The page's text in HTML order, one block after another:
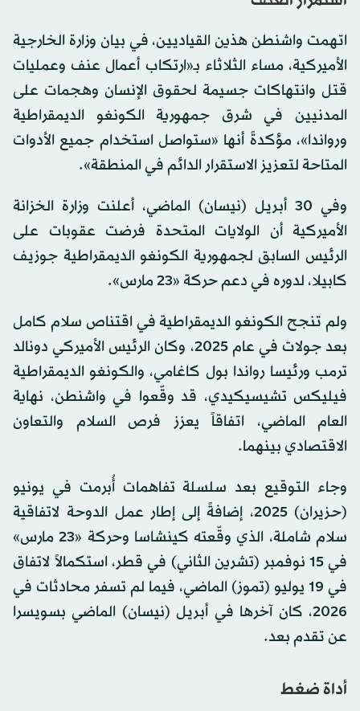
اتهمت واشنطن هذين القياديين، في بيان وزارة الخارجية
الأميركية، مساء الثلاثاء بـ«ارتكاب أعمال عنف وعمليات
قتل وانتهاكات جسيمة لحقوق الإنسان وهجمات على
المدنيين في شرق جمهورية الكونغو الديمقراطية
ورواندا»، مؤكدةً أنها «ستواصل استخدام جميع الأدوات
المتاحة لتعزيز الاستقرار الدائم في المنطقة».
وفي 30 أبريل (نيسان) الماضي، أعلنت وزارة الخزانة
الأميركية أن الولايات المتحدة ‌فرضت ‌عقوبات على
الرئيس ‌السابق لجمهورية الكونغو الديمقراطية جوزيف
كابيلا، لدوره في دعم حركة «23 مارس».
ولم تنجح الكونغو الديمقراطية في اقتناص سلام كامل
بعد جولات في عام 2025، وكان الرئيس الأميركي دونالد
ترمب ورئيسا رواندا بول كاغامي، والكونغو الديمقراطية
فيليكس تشيسيكيدي، قد وقّعوا في واشنطن، نهاية
العام الماضي، اتفاقاً يعزز فرص السلام والتعاون
الاقتصادي بينهما.
وجاء التوقيع بعد سلسلة تفاهمات أُبرمت في يونيو
(حزيران) 2025، إضافةً إلى إطار عمل الدوحة لاتفاقية
سلام شاملة، الذي وقّعته كينشاسا وحركة «23 مارس»
في 15 نوفمبر (تشرين الثاني) في قطر، استكمالاً لاتفاق
في 19 يوليو (تموز) الماضي، فيما لم تسفر محادثات في
2026، كان آخرها في أبريل (نيسان) الماضي بسويسرا
عن تقدم بعد.
أداة ضغط